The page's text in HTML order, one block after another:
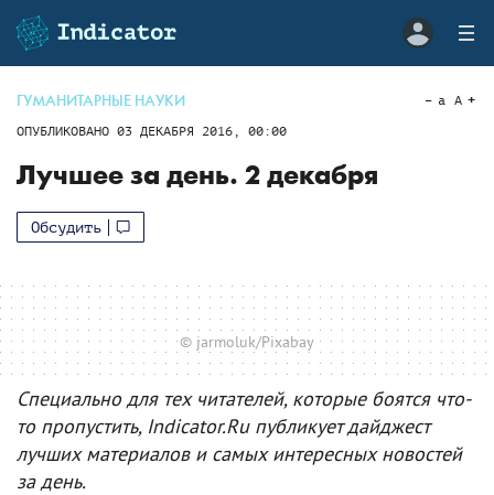
ГУМАНИТАРНЫЕ НАУКИ
ОПУБЛИКОВАНО 03 ДЕКАБРЯ 2016, 00:00
a A
Лучшее за день. 2 декабря
Обсудить
© jarmoluk/Pixabay
Специально для тех читателей, которые боятся что-
то пропустить, Indicator.Ru публикует дайджест
лучших материалов и самых интересных новостей
за день.